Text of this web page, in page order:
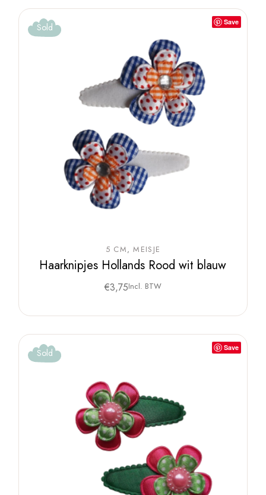
Save
Sold
5 CM MEISJE
Haarknipjes Hollands Rood wit blauw
€3,75Incl. BTW
Save
Sold